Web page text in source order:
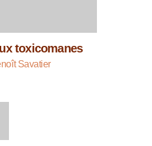
toxicomanes
Savatier